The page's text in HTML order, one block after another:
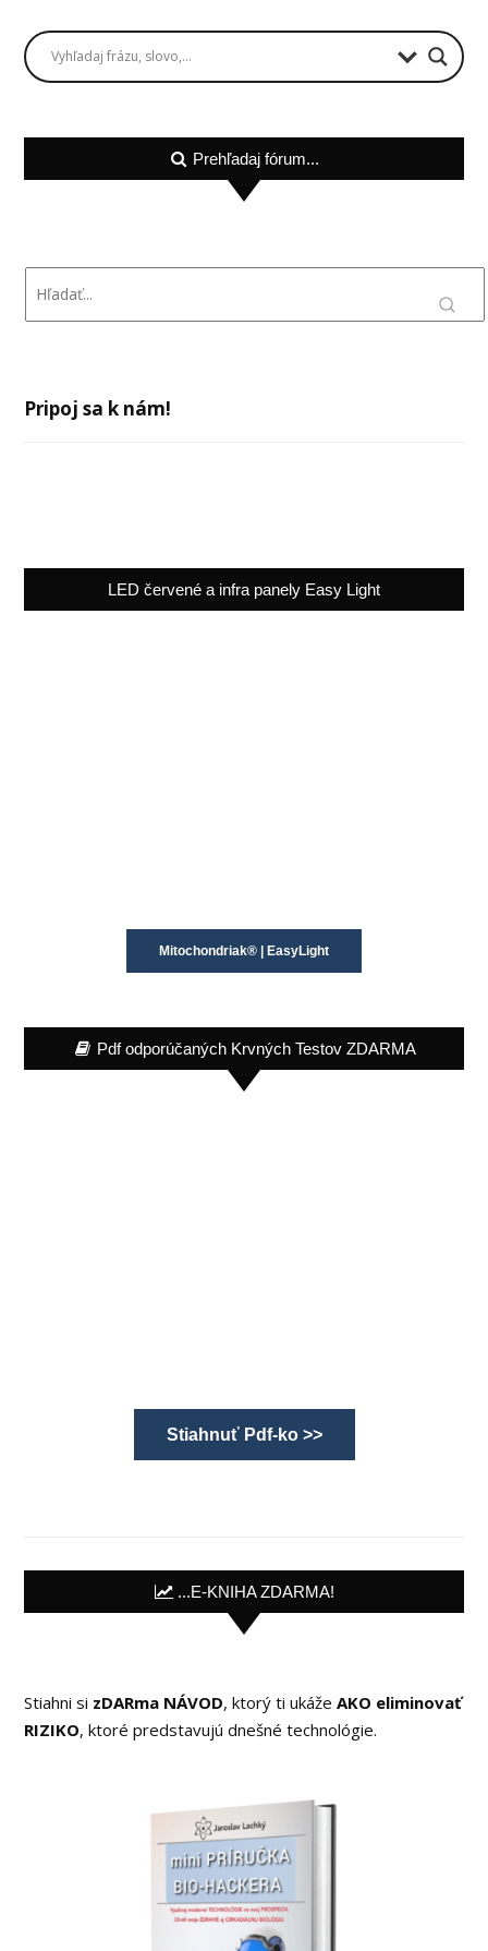
Prehľadaj fórum...
Pripoj sa k nám!
LED červené a infra panely Easy Light
Mitochondriak® | EasyLight
Pdf odporúčaných Krvných Testov ZDARMA
Stiahnuť Pdf-ko >>
...E-KNIHA ZDARMA!
Stiahni si zDARma NÁVOD, ktorý ti ukážeAKO eliminovať
RIZIKO, ktoré predstavujú dnešné technológie.